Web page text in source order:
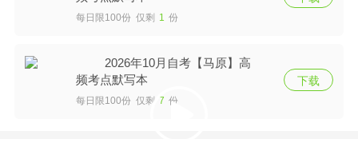
每日限100份 仅剩 1 份
2026年10月自考【马原】高
频考点默写本
每日限100份 仅剩 7 份
下载